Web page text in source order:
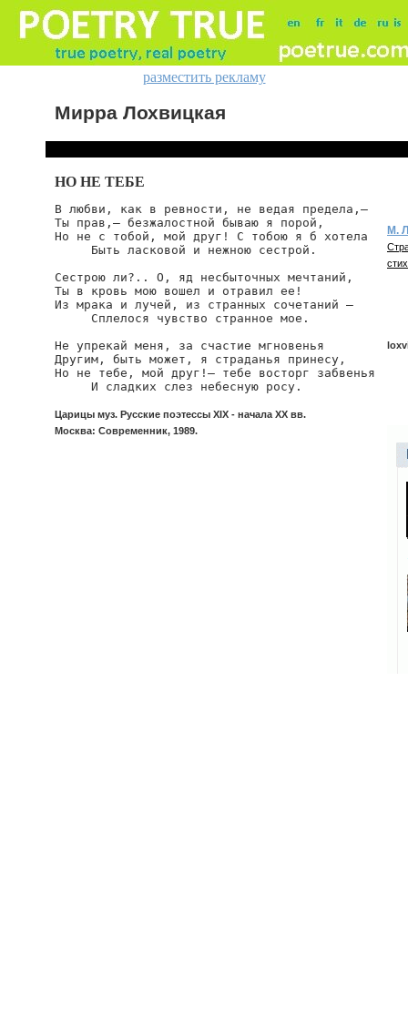
разместить рекламу
Мирра Лохвицкая
НО НЕ ТЕБЕ
В любви, как в ревности, не ведая предела,—
Ты прав,— безжалостной бываю я порой,
Но не с тобой, мой друг! С тобою я б хотела
     Быть ласковой и нежною сестрой.
Сестрою ли?.. О, яд несбыточных мечтаний,
Ты в кровь мою вошел и отравил ее!
Из мрака и лучей, из странных сочетаний —
     Сплелося чувство странное мое.
Не упрекай меня, за счастие мгновенья
Другим, быть может, я страданья принесу,
Но не тебе, мой друг!— тебе восторг забвенья
     И сладких слез небесную росу.
Царицы муз. Русские поэтессы XIX - начала XX вв.
Москва: Современник, 1989.
М.